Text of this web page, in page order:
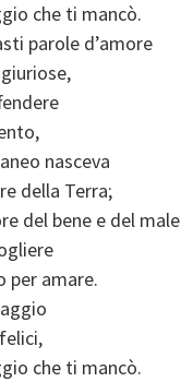
che ti mancò.
parole d’amore
nasceva
della Terra;
del bene e del male
per amare.
che ti mancò.